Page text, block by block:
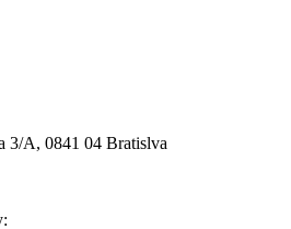
3/A, 0841 04 Bratislva